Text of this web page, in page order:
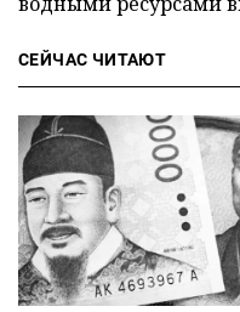
СЕЙЧАС ЧИТАЮТ